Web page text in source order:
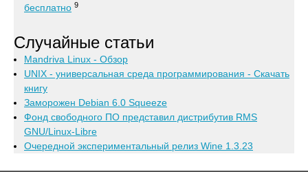
бесплатно 9
Случайные статьи
Mandriva Linux - Обзор
UNIX - универсальная среда программирования - Скачать
книгу
Заморожен Debian 6.0 Squeeze
Фонд свободного ПО представил дистрибутив RMS
GNU/Linux-Libre
Очередной экспериментальный релиз Wine 1.3.23